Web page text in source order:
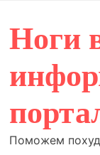
содержимому
Ноги
Поможем